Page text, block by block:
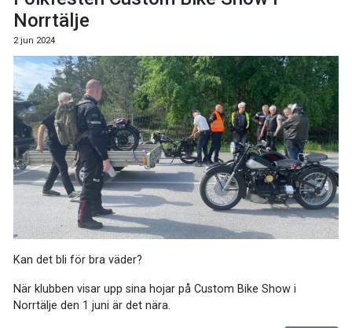
Norrtälje
2 jun 2024
Kan det bli för bra väder?
När klubben visar upp sina hojar på Custom Bike Show i
Norrtälje den 1 juni är det nära.